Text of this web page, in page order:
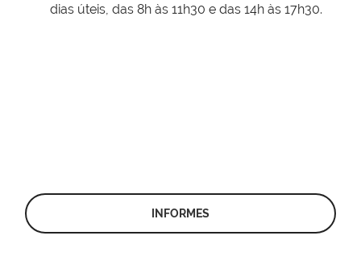
dias úteis, das 8h às 11h30 e das 14h às 17h30.
INFORMES